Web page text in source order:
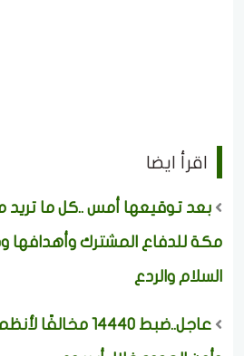
اقرأ ايضا
بعد توقيعها أمس ..كل ما تريد
مكة للدفاع المشترك وأهدافها
السلام والردع
عاجل..ضبط 14440